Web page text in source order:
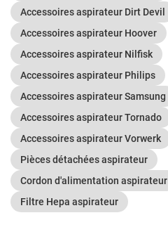
Accessoires aspirateur Dirt Devil
Accessoires aspirateur Hoover
Accessoires aspirateur Nilfisk
Accessoires aspirateur Philips
Accessoires aspirateur Samsung
Accessoires aspirateur Tornado
Accessoires aspirateur Vorwerk
Pièces détachées aspirateur
Cordon d'alimentation aspirateur
Filtre Hepa aspirateur